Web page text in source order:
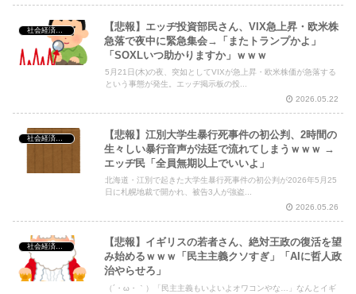
【悲報】エッヂ投資部民さん、VIX急上昇・欧米株
急落で夜中に緊急集会→「またトランプかよ」
「SOXLいつ助かりますか」ｗｗｗ
5月21日(木)の夜、突如としてVIXが急上昇・欧米株価が急落する
という事態が発生。エッヂ掲示板の投...
2026.05.22
【悲報】江別大学生暴行死事件の初公判、2時間の
生々しい暴行音声が法廷で流れてしまうｗｗｗ →
エッヂ民「全員無期以上でいいよ」
北海道・江別で起きた大学生暴行死事件の初公判が2026年5月25
日に札幌地裁で開かれ、被告3人が強盗...
2026.05.26
【悲報】イギリスの若者さん、絶対王政の復活を望
み始めるｗｗｗ「民主主義クソすぎ」「AIに哲人政
治やらせろ」
（´・ω・｀）「民主主義もいよいよオワコンやな…」なんとイギ